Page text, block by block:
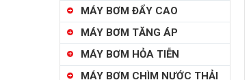
MÁY BƠM ĐẨY CAO
MÁY BƠM TĂNG ÁP
MÁY BƠM HỎA TIỄN
MÁY BƠM CHÌM NƯỚC THẢI